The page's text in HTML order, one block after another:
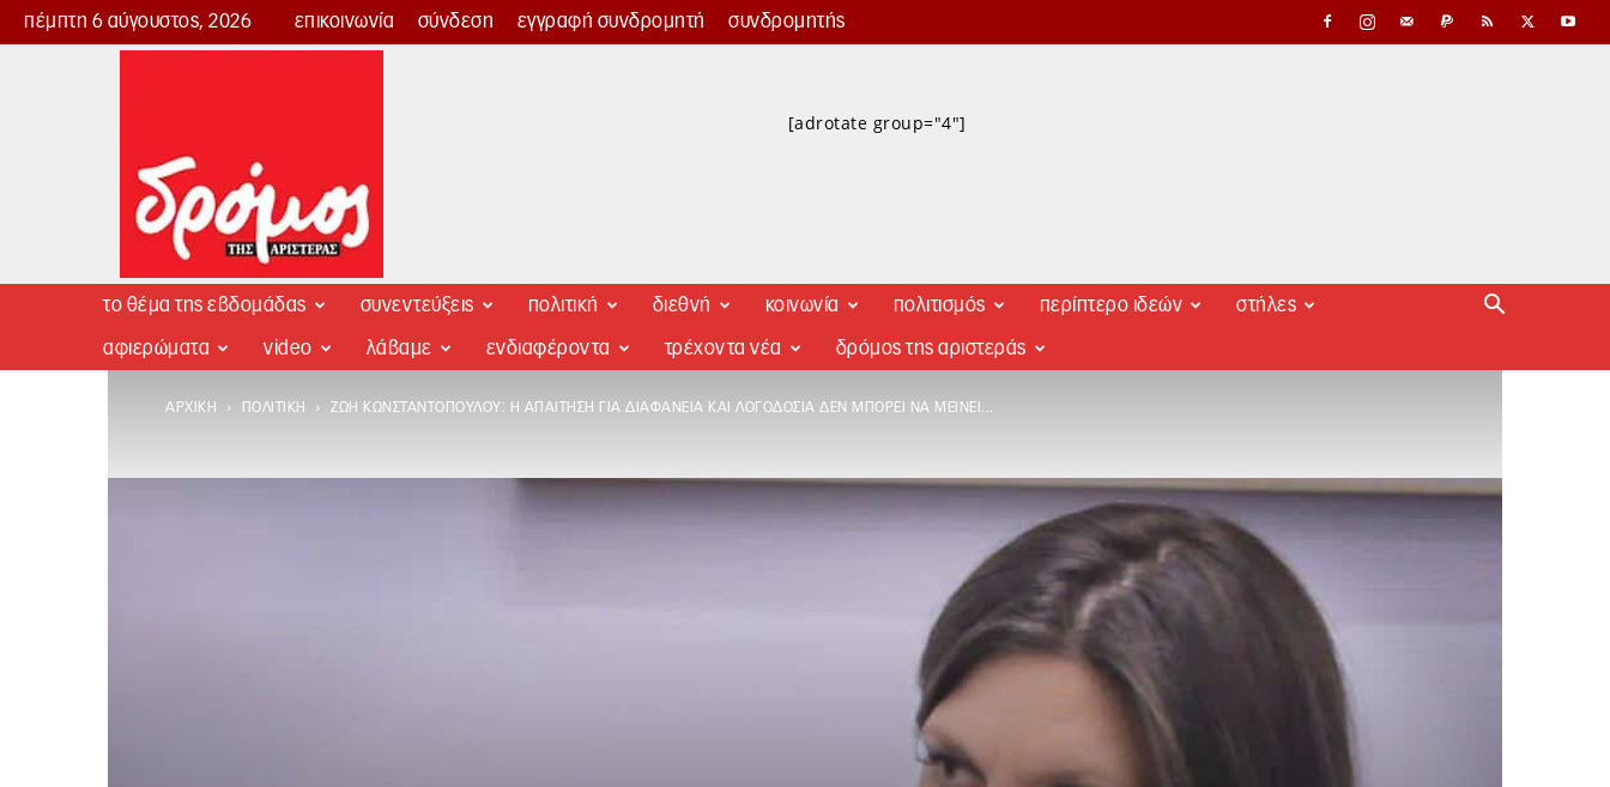
πέμπτη 6 αύγουστος, 2026 επικοινωνία σύνδεση εγγραφή συνδρομητή συνδρομητής
Δρόμος
[adrotate group="4"]
το θέμα της εβδομάδας συνεντεύξεις πολιτική διεθνή κοινωνία πολιτισμός περίπτερο ιδεών στήλες
αφιερώματα video λάβαμε ενδιαφέροντα τρέχοντα νέα δρόμος της αριστεράς
ΑΡΧΙΚΉ ΠΟΛΙΤΙΚΉ ΖΩΉ ΚΩΝΣΤΑΝΤΟΠΟΎΛΟΥ: Η ΑΠΑΊΤΗΣΗ ΓΙΑ ΔΙΑΦΆΝΕΙΑ ΚΑΙ ΛΟΓΟΔΟΣΊΑ ΔΕΝ ΜΠΟΡΕΊ ΝΑ ΜΕΊΝΕΙ...